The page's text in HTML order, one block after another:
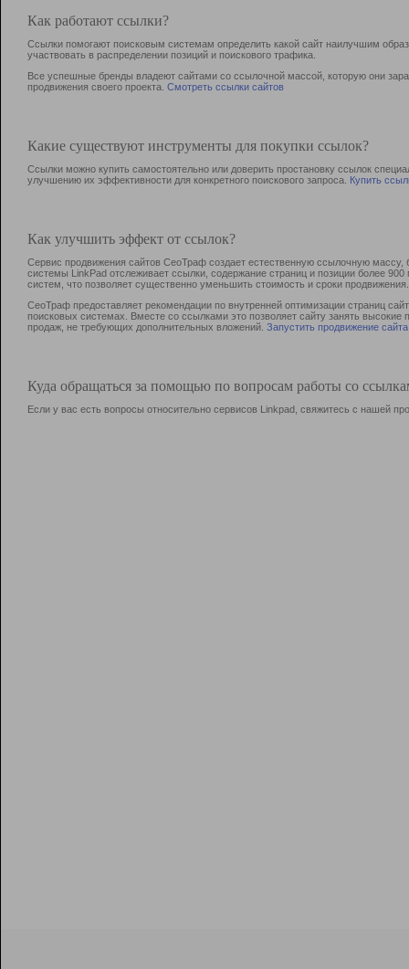
Как работают ссылки?
Ссылки помогают поисковым системам определить какой сайт наилучшим
участвовать в раcпределении позиций и поискового трафика.
Все успешные бренды владеют сайтами со ссылочной массой, которую они
продвижения своего проекта. Смотреть ссылки сайтов
Какие существуют инструменты для покупки ссылок?
Ссылки можно купить самостоятельно или доверить простановку ссылок
улучшению их эффективности для конкретного поискового запроса. Купить
Как улучшить эффект от ссылок?
Сервис продвижения сайтов СеоТраф создает естественную ссылочную
системы LinkPad отслеживает ссылки, содержание страниц и позиции более
систем, что позволяет существенно уменьшить стоимость и сроки продвижения.
СеоТраф предоставляет рекомендации по внутренней оптимизации страниц
поисковых системах. Вместе со ссылками это позволяет сайту занять
продаж, не требующих дополнительных вложений. Запустить продвижение сайта
Куда обращаться за помощью по вопросам работы со
Если у вас есть вопросы относительно сервисов Linkpad, свяжитесь с нашей